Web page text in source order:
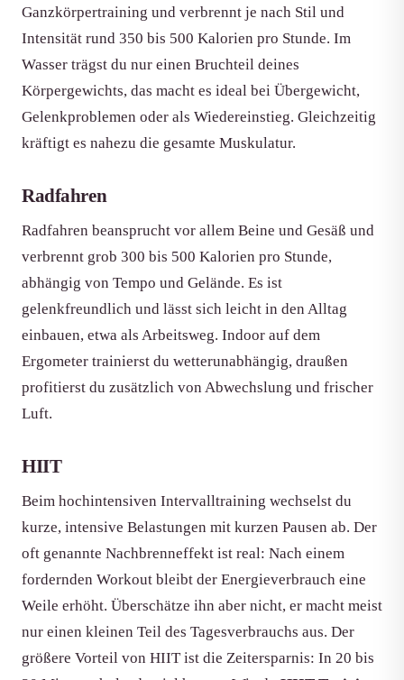
Ganzkörpertraining und verbrennt je nach Stil und
Intensität rund 350 bis 500 Kalorien pro Stunde. Im
Wasser trägst du nur einen Bruchteil deines
Körpergewichts, das macht es ideal bei Übergewicht,
Gelenkproblemen oder als Wiedereinstieg. Gleichzeitig
kräftigt es nahezu die gesamte Muskulatur.
Radfahren
Radfahren beansprucht vor allem Beine und Gesäß und
verbrennt grob 300 bis 500 Kalorien pro Stunde,
abhängig von Tempo und Gelände. Es ist
gelenkfreundlich und lässt sich leicht in den Alltag
einbauen, etwa als Arbeitsweg. Indoor auf dem
Ergometer trainierst du wetterunabhängig, draußen
profitierst du zusätzlich von Abwechslung und frischer
Luft.
HIIT
Beim hochintensiven Intervalltraining wechselst du
kurze, intensive Belastungen mit kurzen Pausen ab. Der
oft genannte Nachbrenneffekt ist real: Nach einem
fordernden Workout bleibt der Energieverbrauch eine
Weile erhöht. Überschätze ihn aber nicht, er macht meist
nur einen kleinen Teil des Tagesverbrauchs aus. Der
größere Vorteil von HIIT ist die Zeitersparnis: In 20 bis